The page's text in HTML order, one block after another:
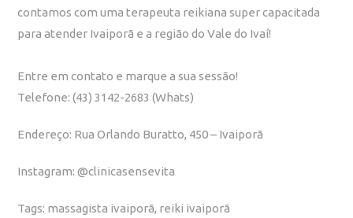
contamos com uma terapeuta reikiana super capacitada
para atender Ivaiporã e a região do Vale do Ivaí!
Entre em contato e marque a sua sessão!
Telefone:(43) 3142-2683 (Whats)
Endereço: Rua Orlando Buratto, 450 – Ivaiporã
Instagram: @clinicasensevita
Tags: massagista ivaiporã, reiki ivaiporã